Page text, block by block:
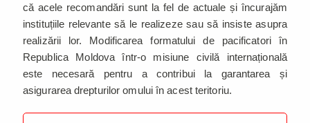
că acele recomandări sunt la fel de actuale și încurajăm
instituțiile relevante să le realizeze sau să insiste asupra
realizării lor. Modificarea formatului de pacificatori în
Republica Moldova într-o misiune civilă internațională
este necesară pentru a contribui la garantarea și
asigurarea drepturilor omului în acest teritoriu.